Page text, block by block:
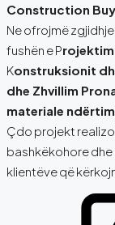
Construction Buy
Ne ofrojmë
fushën e P
Konstruksionit
dhe Zhvillim
materiale
Çdo projekt
bashkëkohore dhe
klientëve që